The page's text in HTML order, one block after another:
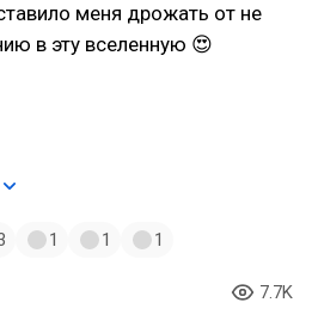
меня дрожать от не
в эту вселенную 😍
1 1 1
7.7K